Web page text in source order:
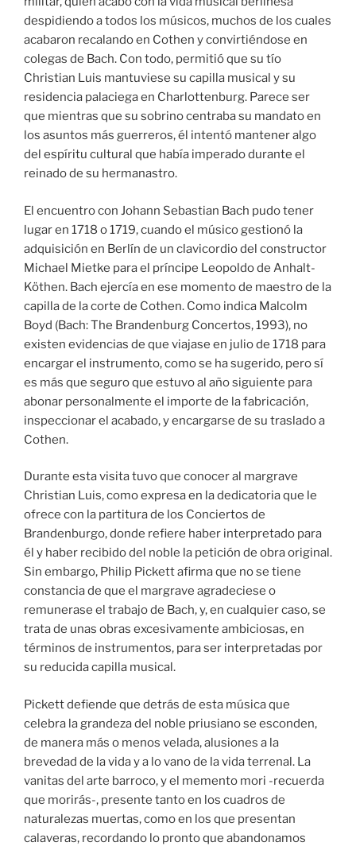
despidiendo a todos los músicos, muchos de los cuales
acabaron recalando en Cothen y convirtiéndose en
colegas de Bach. Con todo, permitió que su tío
Christian Luis mantuviese su capilla musical y su
residencia palaciega en Charlottenburg. Parece ser
que mientras que su sobrino centraba su mandato en
los asuntos más guerreros, él intentó mantener algo
del espíritu cultural que había imperado durante el
reinado de su hermanastro.
El encuentro con Johann Sebastian Bach pudo tener
lugar en 1718 o 1719, cuando el músico gestionó la
adquisición en Berlín de un clavicordio del constructor
Michael Mietke para el príncipe Leopoldo de Anhalt-
Köthen. Bach ejercía en ese momento de maestro de la
capilla de la corte de Cothen. Como indica Malcolm
Boyd (Bach: The Brandenburg Concertos, 1993), no
existen evidencias de que viajase en julio de 1718 para
encargar el instrumento, como se ha sugerido, pero sí
es más que seguro que estuvo al año siguiente para
abonar personalmente el importe de la fabricación,
inspeccionar el acabado, y encargarse de su traslado a
Cothen.
Durante esta visita tuvo que conocer al margrave
Christian Luis, como expresa en la dedicatoria que le
ofrece con la partitura de los Conciertos de
Brandenburgo, donde refiere haber interpretado para
él y haber recibido del noble la petición de obra original.
Sin embargo, Philip Pickett afirma que no se tiene
constancia de que el margrave agradeciese o
remunerase el trabajo de Bach, y, en cualquier caso, se
trata de unas obras excesivamente ambiciosas, en
términos de instrumentos, para ser interpretadas por
su reducida capilla musical.
Pickett defiende que detrás de esta música que
celebra la grandeza del noble priusiano se esconden,
de manera más o menos velada, alusiones a la
brevedad de la vida y a lo vano de la vida terrenal. La
vanitas del arte barroco, y el memento mori -recuerda
que morirás-, presente tanto en los cuadros de
naturalezas muertas, como en los que presentan
calaveras, recordando lo pronto que abandonamos